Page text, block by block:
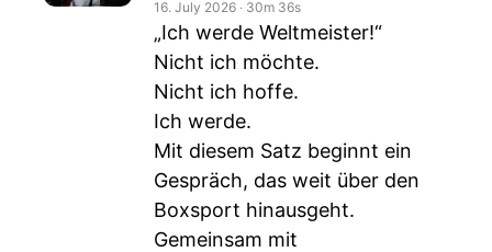
16. July 2026 ‧ 30m 36s
„Ich werde Weltmeister!“
Nicht ich möchte.
Nicht ich hoffe.
Ich werde.
Mit diesem Satz beginnt ein
Gespräch, das weit über den
Boxsport hinausgeht.
Gemeinsam mit